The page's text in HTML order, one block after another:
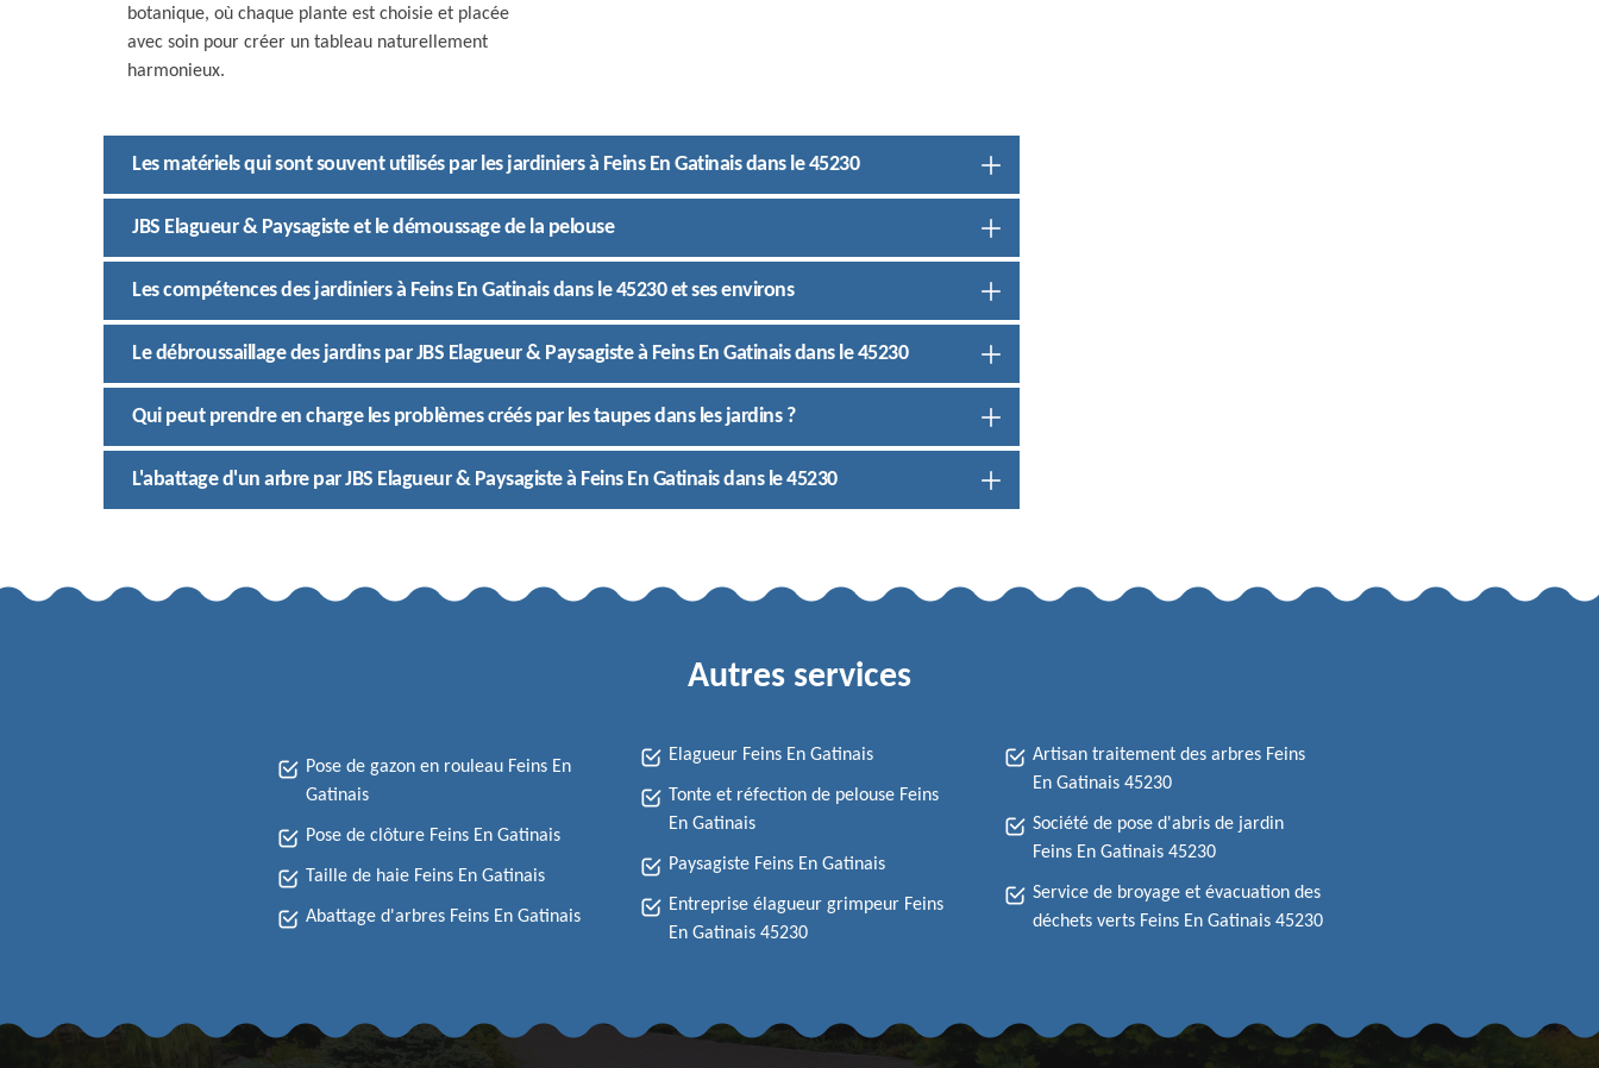
botanique, où chaque plante est choisie et placée
avec soin pour créer un tableau naturellement
harmonieux.
Les matériels qui sont souvent utilisés par les jardiniers à Feins En Gatinais dans le 45230
JBS Elagueur & Paysagiste et le démoussage de la pelouse
Les compétences des jardiniers à Feins En Gatinais dans le 45230 et ses environs
Le débroussaillage des jardins par JBS Elagueur & Paysagiste à Feins En Gatinais dans le 45230
Qui peut prendre en charge les problèmes créés par les taupes dans les jardins ?
L'abattage d'un arbre par JBS Elagueur & Paysagiste à Feins En Gatinais dans le 45230
Autres services
Pose de gazon en rouleau Feins En
Gatinais
Pose de clôture Feins En Gatinais
Taille de haie Feins En Gatinais
Abattage d'arbres Feins En Gatinais
Elagueur Feins En Gatinais
Tonte et réfection de pelouse Feins
En Gatinais
Paysagiste Feins En Gatinais
Entreprise élagueur grimpeur Feins
En Gatinais 45230
Artisan traitement des arbres Feins
En Gatinais 45230
Société de pose d'abris de jardin
Feins En Gatinais 45230
Service de broyage et évacuation des
déchets verts Feins En Gatinais 45230